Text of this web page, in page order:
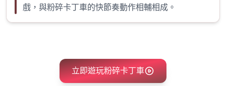
戲，與粉碎卡丁車的快節奏動作相輔相成。
立即遊玩粉碎卡丁車